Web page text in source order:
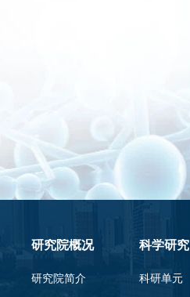
研究院概况
研究院简介
科学研究
科研单元